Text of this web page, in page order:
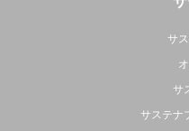
サ
サ
サステナ